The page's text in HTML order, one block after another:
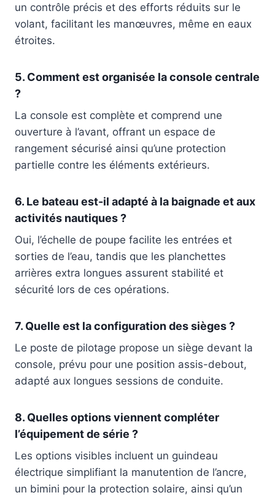
un contrôle précis et des efforts réduits sur le
volant, facilitant les manœuvres, même en eaux
étroites.
5. Comment est organisée la console centrale
?
La console est complète et comprend une
ouverture à l’avant, offrant un espace de
rangement sécurisé ainsi qu’une protection
partielle contre les éléments extérieurs.
6. Le bateau est-il adapté à la baignade et aux
activités nautiques ?
Oui, l’échelle de poupe facilite les entrées et
sorties de l’eau, tandis que les planchettes
arrières extra longues assurent stabilité et
sécurité lors de ces opérations.
7. Quelle est la configuration des sièges ?
Le poste de pilotage propose un siège devant la
console, prévu pour une position assis-debout,
adapté aux longues sessions de conduite.
8. Quelles options viennent compléter
l’équipement de série ?
Les options visibles incluent un guindeau
électrique simplifiant la manutention de l’ancre,
un bimini pour la protection solaire, ainsi qu’un